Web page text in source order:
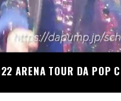
U-YEAH)
ARENA TOUR DA POP